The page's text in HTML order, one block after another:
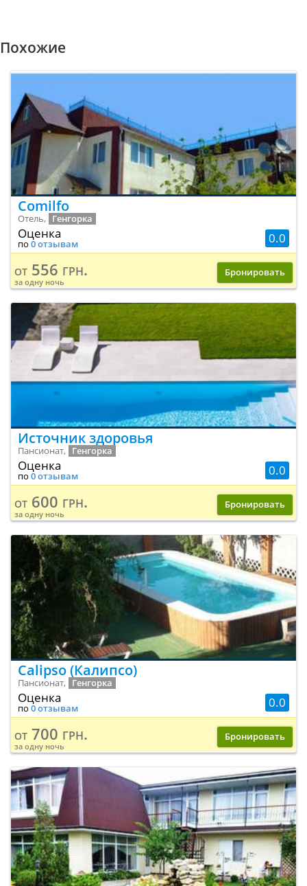
Похожие
Comilfo
Отель, Генгорка
0.0
Оценка
по 0 отзывам
от 556 грн.
за одну ночь
Бронировать
Источник здоровья
Пансионат, Генгорка
0.0
Оценка
по 0 отзывам
от 600 грн.
за одну ночь
Бронировать
Calipso (Калипсо)
Пансионат, Генгорка
0.0
Оценка
по 0 отзывам
от 700 грн.
за одну ночь
Бронировать